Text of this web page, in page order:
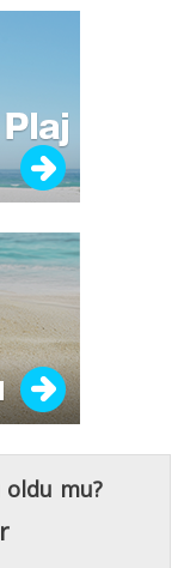
oldu mu?